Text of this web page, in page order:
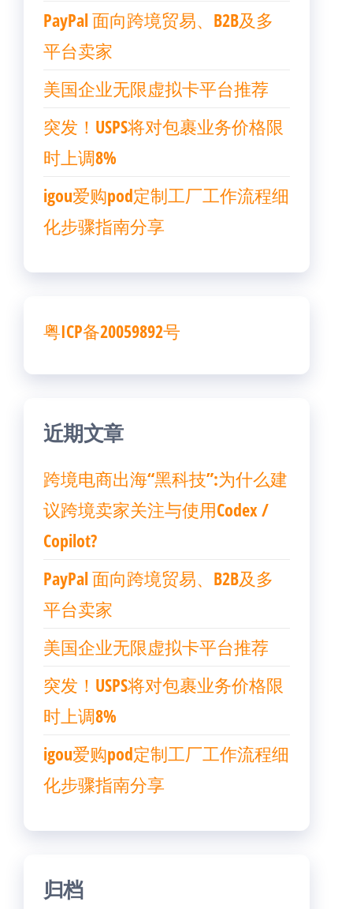
PayPal 面向跨境贸易、B2B及多
平台卖家
美国企业无限虚拟卡平台推荐
突发！USPS将对包裹业务价格限
时上调8%
igou爱购pod定制工厂工作流程细
化步骤指南分享
粤ICP备20059892号
近期文章
跨境电商出海“黑科技”:为什么建
议跨境卖家关注与使用Codex /
Copilot?
PayPal 面向跨境贸易、B2B及多
平台卖家
美国企业无限虚拟卡平台推荐
突发！USPS将对包裹业务价格限
时上调8%
igou爱购pod定制工厂工作流程细
化步骤指南分享
归档